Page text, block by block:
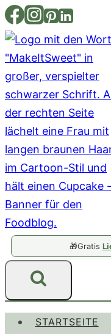
Zum
Inhalt
springen
🎁Gratis
STARTSEITE